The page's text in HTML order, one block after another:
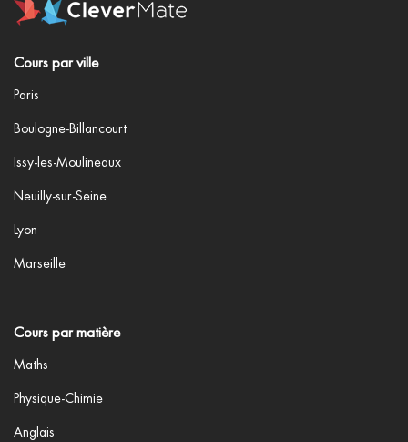
Cours par ville
Paris
Boulogne-Billancourt
Issy-les-Moulineaux
Neuilly-sur-Seine
Lyon
Marseille
Cours par matière
Maths
Physique-Chimie
Anglais